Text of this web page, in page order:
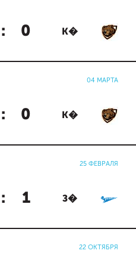
: 0 К�
04 МАРТА
: 0 К�
25 ФЕВРАЛЯ
: 1 З�
22 ОКТЯБРЯ